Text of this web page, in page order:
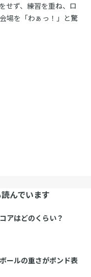
せず、練習を重ね、ロ
場を「わぁっ！」と驚
んでいます
アはどのくらい？
ールの重さがポンド表